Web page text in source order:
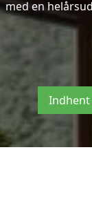
med en